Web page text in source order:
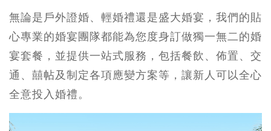
無論是戶外證婚、輕婚禮還是盛大婚宴，我們的貼
心專業的婚宴團隊都能為您度身訂做獨一無二的婚
宴套餐，並提供一站式服務，包括餐飲、佈置、交
通、囍帖及制定各項應變方案等，讓新人可以全心
全意投入婚禮。